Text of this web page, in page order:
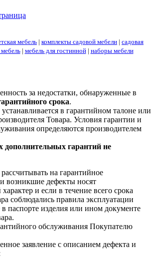
мебель | комплекты садовой мебели | садовая
| мебель для гостинной| наборы мебели
за недостатки, обнаруженные в
срока.
в гарантийном талоне или
Товара. Условия гарантии и
определяются производителем
дополнительных гарантий не
на гарантийное
возникшие дефекты носят
и если в течение всего срока
соблюдались правила эксплуатации
паспорте изделия или ином документе
обслуживания Покупателю
заявление с описанием дефекта и